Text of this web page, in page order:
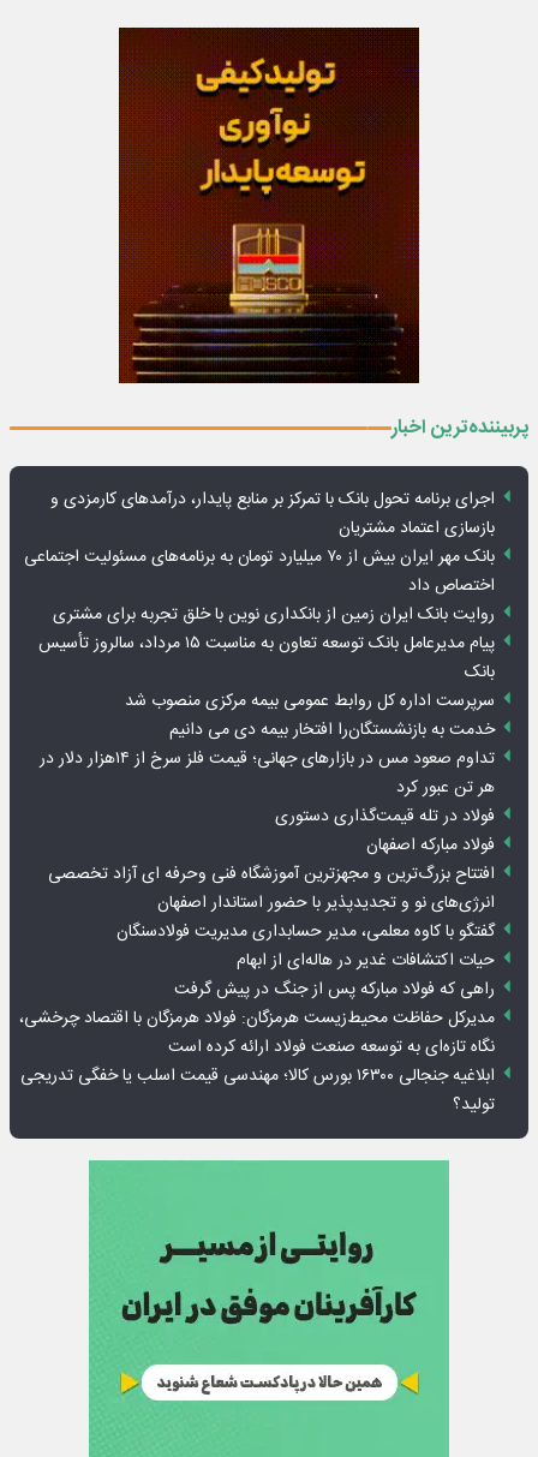
پربیننده‌ترین اخبار
اجرای برنامه تحول بانک با تمرکز بر منابع پایدار، درآمدهای کارمزدی و
بازسازی اعتماد مشتریان
بانک مهر ایران بیش از ۷۰ میلیارد تومان به برنامه‌های مسئولیت اجتماعی
اختصاص داد
روایت بانک ایران زمین از بانکداری نوین با خلق تجربه برای مشتری
پیام مدیرعامل بانک توسعه تعاون به مناسبت ۱۵ مرداد، سالروز تأسیس
بانک
سرپرست اداره کل روابط عمومی بیمه مرکزی منصوب شد
خدمت به بازنشستگان‌را افتخار بیمه دی می دانیم
تداوم صعود مس در بازارهای جهانی؛ قیمت فلز سرخ از ۱۴هزار دلار در
هر تن عبور کرد
فولاد در تله قیمت‌گذاری دستوری
فولاد مبارکه اصفهان
افتتاح بزرگ‌ترین و مجهزترین آموزشگاه فنی وحرفه ای آزاد تخصصی
انرژی‌های نو و تجدیدپذیر با حضور استاندار اصفهان
گفتگو با کاوه معلمی، مدیر حسابداری مدیریت فولادسنگان
حیات اکتشافات غدیر در هاله‌ای از ابهام
راهی که فولاد مبارکه پس از جنگ در پیش گرفت
مدیرکل حفاظت محیط‌زیست هرمزگان: فولاد هرمزگان با اقتصاد چرخشی،
نگاه تازه‌ای به توسعه صنعت فولاد ارائه کرده است
ابلاغیه جنجالی ۱۶۳۰۰ بورس کالا؛ مهندسی قیمت اسلب یا خفگی تدریجی
تولید؟